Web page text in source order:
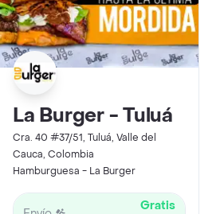
La Burger - Tuluá
Cra. 40 #37/51, Tuluá, Valle del
Cauca, Colombia
Hamburguesa - La Burger
Gratis